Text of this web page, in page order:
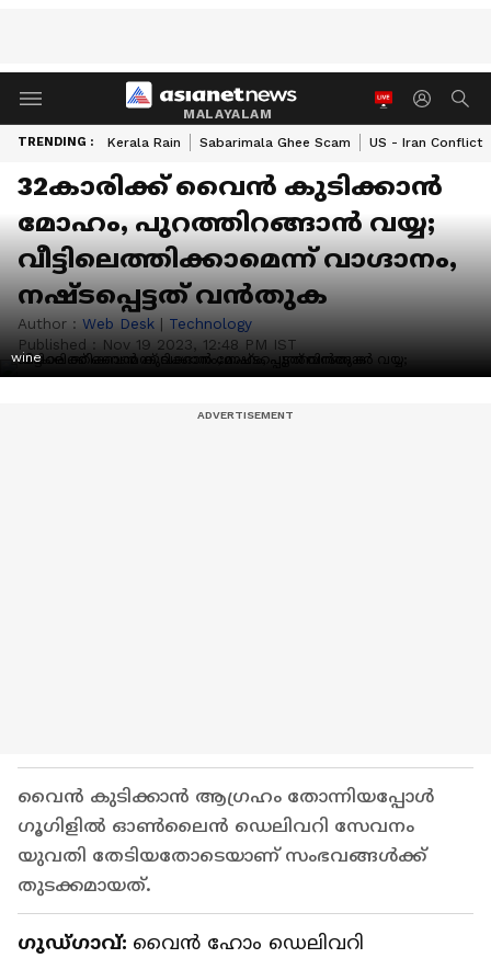
MALAYALAM
TRENDING : Kerala Rain Sabarimala Ghee Scam US - Iran Conflict
32കാരിക്ക് വൈൻ കുടിക്കാൻ
മോഹം, പുറത്തിറങ്ങാൻ വയ്യ;
വീട്ടിലെത്തിക്കാമെന്ന് വാഗ്ദാനം,
നഷ്ടപ്പെട്ടത് വൻതുക
Author : Web Desk | Technology
Published : Nov 19 2023, 12:48 PM IST
wine
വൈന്‍ കുടിക്കാന്‍ ആഗ്രഹം തോന്നിയപ്പോള്‍
ഗൂഗിളില്‍ ഓണ്‍ലൈന്‍ ഡെലിവറി സേവനം
യുവതി തേടിയതോടെയാണ് സംഭവങ്ങള്‍ക്ക്
തുടക്കമായത്.
ഗുഡ്ഗാവ്: വൈന്‍ ഹോം ഡെലിവറി